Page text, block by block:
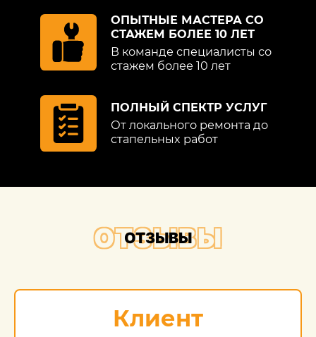
ОПЫТНЫЕ МАСТЕРА СО
СТАЖЕМ БОЛЕЕ 10 ЛЕТ
В команде специалисты со
стажем более 10 лет
ПОЛНЫЙ СПЕКТР УСЛУГ
От локального ремонта до
стапельных работ
ОТЗЫВЫ
ОТЗЫВЫ
Клиент